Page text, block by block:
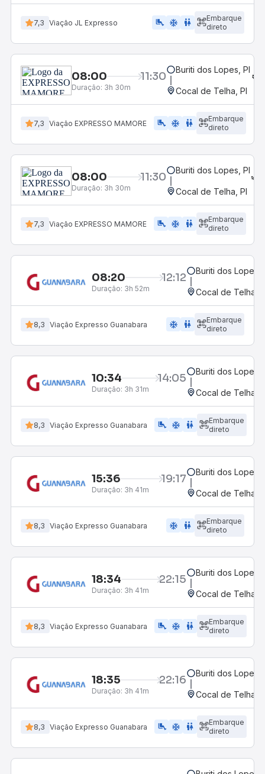
7,3 Viação JL Expresso airline_seat_legroom_extra ac_unit wc
Embarque
direto
08:00 11:30
Duração: 3h 30m
Buriti dos Lopes, PI
Cocal de Telha, PI
7,3 Viação EXPRESSO MAMORE airline_seat_legroom_extra ac_unit WC
Embarque
direto
08:00 11:30
Duração: 3h 30m
Buriti dos Lopes, PI
Cocal de Telha, PI
7,3 Viação EXPRESSO MAMORE airline_seat_legroom_extra ac_unit wc
Embarque
direto
08:20 12:12
Duração: 3h 52m
Buriti dos Lopes,
Cocal de Telha,
8,3 Viação Expresso Guanabara ac_unit wc
Embarque
direto
10:34 14:05
Duração: 3h 31m
Buriti dos Lopes,
Cocal de Telha,
8,3 Viação Expresso Guanabara airline_seat_legroom_extra ac_unit wc
Embarque
direto
15:36 19:17
Duração: 3h 41m
Buriti dos Lopes,
Cocal de Telha,
8,3 Viação Expresso Guanabara ac_unit wc
Embarque
direto
18:34 22:15
Duração: 3h 41m
Buriti dos Lopes,
Cocal de Telha,
8,3 Viação Expresso Guanabara airline_seat_legroom_extra ac_unit wc
Embarque
direto
18:35 22:16
Duração: 3h 41m
Buriti dos Lopes,
Cocal de Telha,
8,3 Viação Expresso Guanabara airline_seat_legroom_extra ac_unit wc
Embarque
direto